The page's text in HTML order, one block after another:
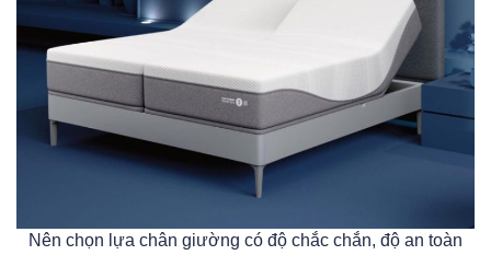
Nên chọn lựa chân giường có độ chắc chắn, độ an toàn